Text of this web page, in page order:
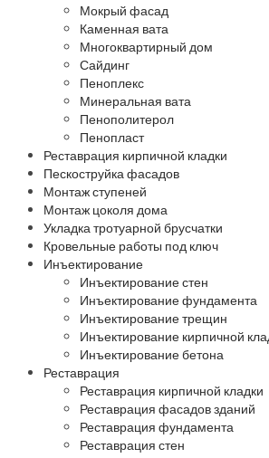
Мокрый фасад
Каменная вата
Многоквартирный дом
Сайдинг
Пеноплекс
Минеральная вата
Пенополитерол
Пенопласт
Реставрация кирпичной кладки
Пескоструйка фасадов
Монтаж ступеней
Монтаж цоколя дома
Укладка тротуарной брусчатки
Кровельные работы под ключ
Инъектирование
Инъектирование стен
Инъектирование фундамента
Инъектирование трещин
Инъектирование кирпичной
Инъектирование бетона
Реставрация
Реставрация кирпичной кладки
Реставрация фасадов зданий
Реставрация фундамента
Реставрация стен